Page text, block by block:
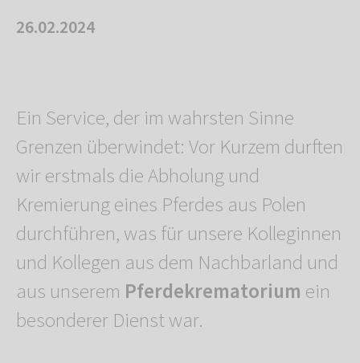
26.02.2024
Ein Service, der im wahrsten Sinne
Grenzen überwindet: Vor Kurzem durften
wir erstmals die Abholung und
Kremierung eines Pferdes aus Polen
durchführen, was für unsere Kolleginnen
und Kollegen aus dem Nachbarland und
aus unserem Pferdekrematorium ein
besonderer Dienst war.